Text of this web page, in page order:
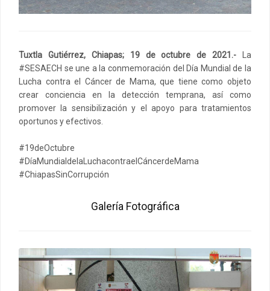
Tuxtla Gutiérrez, Chiapas; 19 de octubre de 2021.- La
#SESAECH se une a la conmemoración del Día Mundial de la
Lucha contra el Cáncer de Mama, que tiene como objeto
crear conciencia en la detección temprana, así como
promover la sensibilización y el apoyo para tratamientos
oportunos y efectivos.
#19deOctubre
#DíaMundialdelaLuchacontraelCáncerdeMama
#ChiapasSinCorrupción
Galería Fotográfica